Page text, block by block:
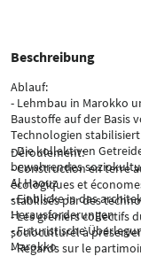
Beschreibung
Ablauf:
- Lehmbau in Marokko
Baustoffe auf der Basis
Technologien
- Die kollektiven
bewahrendes
Al Haouz
- Einblicke in das
Herausforderungen
- Futuristische
Marokko
Déroulement:
- Construction en terre
écologiques et
stabilisés par des
- Les greniers collectifs
socioculturel à
- Regards sur le
.
.